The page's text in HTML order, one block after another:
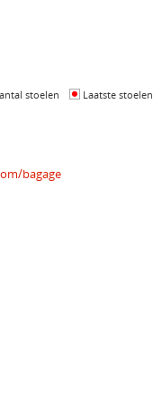
stoelen Laatste stoelen
bagage